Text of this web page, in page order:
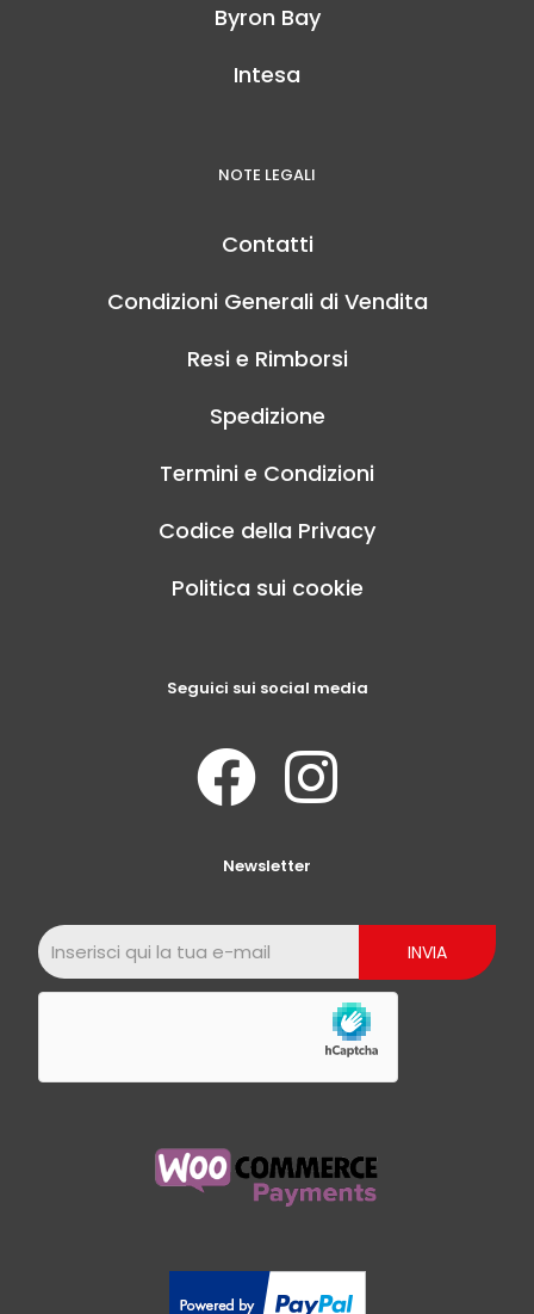
Byron Bay
Intesa
NOTE LEGALI
Contatti
Condizioni Generali di Vendita
Resi e Rimborsi
Spedizione
Termini e Condizioni
Codice della Privacy
Politica sui cookie
Seguici sui social media
Newsletter